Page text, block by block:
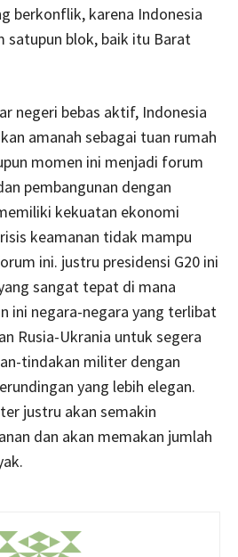
berkonflik, karena Indonesia
satupun blok, baik itu Barat
negeri bebas aktif, Indonesia
amanah sebagai tuan rumah
momen ini menjadi forum
pembangunan dengan
kekuatan ekonomi
keamanan tidak mampu
ini. justru presidensi G20 ini
sangat tepat di mana
ini negara-negara yang terlibat
Rusia-Ukrania untuk segera
tindakan militer dengan
yang lebih elegan.
justru akan semakin
dan akan memakan jumlah